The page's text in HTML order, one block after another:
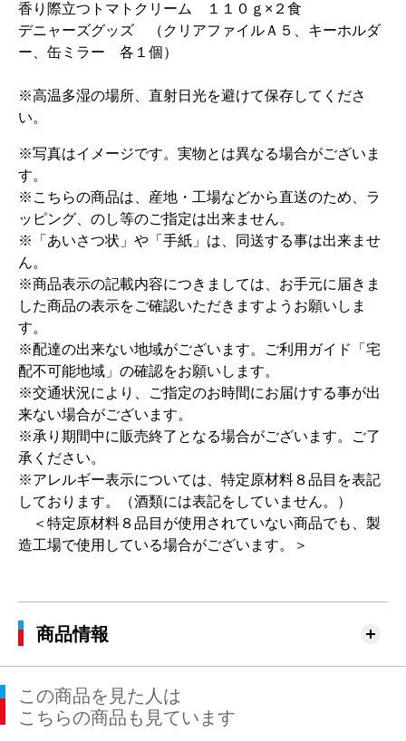
香り際立つトマトクリーム １１０ｇ×２食
デニャーズグッズ （クリアファイルＡ５、キーホルダ
ー、缶ミラー 各１個）
※高温多湿の場所、直射日光を避けて保存してくださ
い。
※写真はイメージです。実物とは異なる場合がございま
す。
※こちらの商品は、産地・工場などから直送のため、ラ
ッピング、のし等のご指定は出来ません。
※「あいさつ状」や「手紙」は、同送する事は出来ませ
ん。
※商品表示の記載内容につきましては、お手元に届きま
した商品の表示をご確認いただきますようお願いしま
す。
※配達の出来ない地域がございます。ご利用ガイド「宅
配不可能地域」の確認をお願いします。
※交通状況により、ご指定のお時間にお届けする事が出
来ない場合がございます。
※承り期間中に販売終了となる場合がございます。ご了
承ください。
※アレルギー表示については、特定原材料８品目を表記
しております。（酒類には表記をしていません。）
＜特定原材料８品目が使用されていない商品でも、製
造工場で使用している場合がございます。＞
商品情報
この商品を見た人は
こちらの商品も見ています